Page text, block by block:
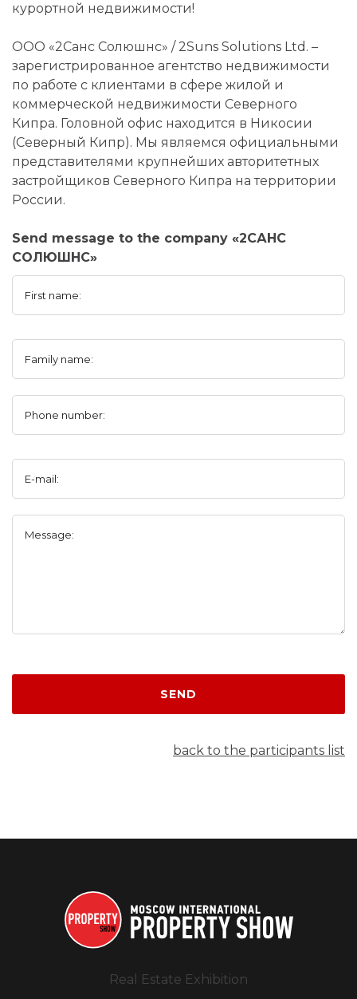
курортной недвижимости!
ООО «2Санс Солюшнс» / 2Suns Solutions Ltd. –
зарегистрированное агентство недвижимости
по работе с клиентами в сфере жилой и
коммерческой недвижимости Северного
Кипра. Головной офис находится в Никосии
(Северный Кипр). Мы являемся официальными
представителями крупнейших авторитетных
застройщиков Северного Кипра на территории
России.
Send message to the company «2САНС
СОЛЮШНС»
First name:
Family name:
Phone number:
E-mail:
Message:
SEND
back to the participants list
Real Estate Exhibition